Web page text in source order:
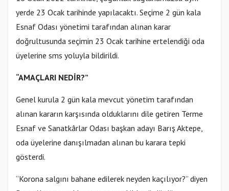
yerde 23 Ocak tarihinde yapılacaktı. Seçime 2 gün kala
Esnaf Odası yönetimi tarafından alınan karar
doğrultusunda seçimin 23 Ocak tarihine ertelendiği oda
üyelerine sms yoluyla bildirildi.
“AMAÇLARI NEDİR?”
Genel kurula 2 gün kala mevcut yönetim tarafından
alınan kararın karşısında olduklarını dile getiren Terme
Esnaf ve Sanatkârlar Odası başkan adayı Barış Aktepe,
oda üyelerine danışılmadan alınan bu karara tepki
gösterdi.
“Korona salgını bahane edilerek neyden kaçılıyor?” diyen